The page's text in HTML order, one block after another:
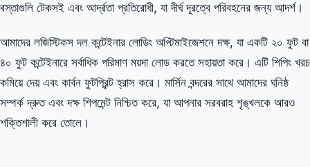
বস্তাগুলি টেকসই এবং আর্দ্রতা প্রতিরোধী, যা দীর্ঘ দূরত্বে পরিবহনের জন্য আদর্শ।
আমাদের লজিস্টিকস দল কন্টেইনার লোডিং অপ্টিমাইজেশনে দক্ষ, যা একটি ২০ ফুট বা
৪০ ফুট কন্টেইনারে সর্বাধিক পরিমাণ ময়দা লোড করতে সহায়তা করে। এটি শিপিং খরচ
কমিয়ে দেয় এবং কার্বন ফুটপ্রিন্ট হ্রাস করে। মার্সিন বন্দরের সাথে আমাদের ঘনিষ্ঠ
সম্পর্ক দ্রুত এবং দক্ষ শিপমেন্ট নিশ্চিত করে, যা আপনার সরবরাহ শৃঙ্খলকে আরও
শক্তিশালী করে তোলে।